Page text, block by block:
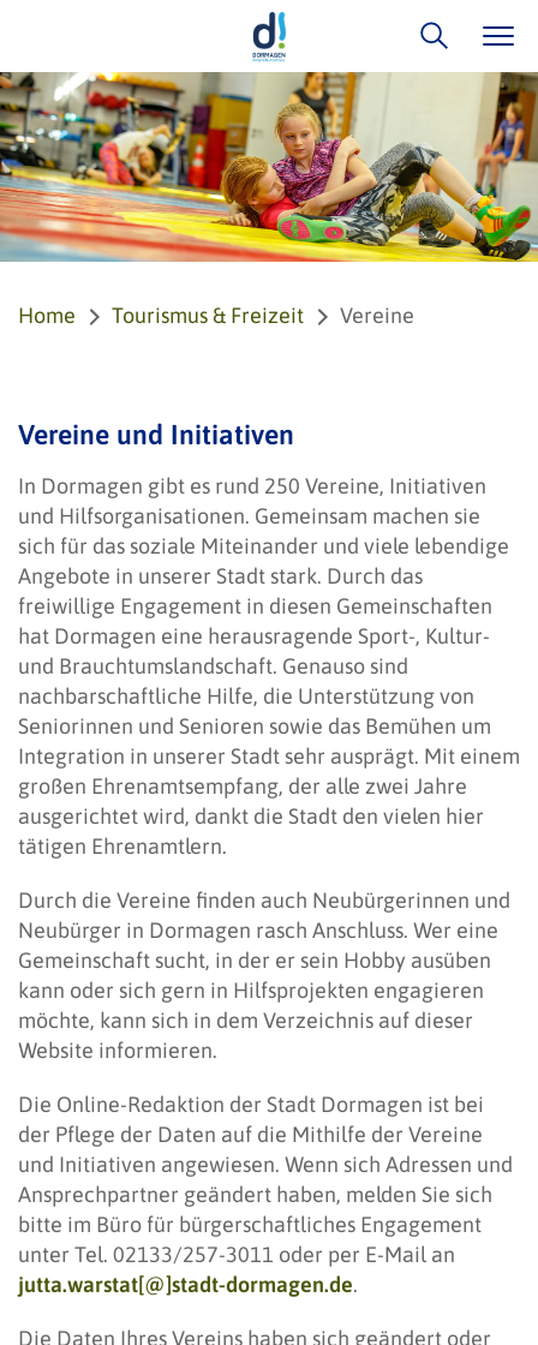
Home Tourismus & Freizeit Vereine
Vereine und Initiativen
In Dormagen gibt es rund 250 Vereine, Initiativen
und Hilfsorganisationen. Gemeinsam machen sie
sich für das soziale Miteinander und viele lebendige
Angebote in unserer Stadt stark. Durch das
freiwillige Engagement in diesen Gemeinschaften
hat Dormagen eine herausragende Sport-, Kultur-
und Brauchtumslandschaft. Genauso sind
nachbarschaftliche Hilfe, die Unterstützung von
Seniorinnen und Senioren sowie das Bemühen um
Integration in unserer Stadt sehr ausprägt. Mit einem
großen Ehrenamtsempfang, der alle zwei Jahre
ausgerichtet wird, dankt die Stadt den vielen hier
tätigen Ehrenamtlern.
Durch die Vereine finden auch Neubürgerinnen und
Neubürger in Dormagen rasch Anschluss. Wer eine
Gemeinschaft sucht, in der er sein Hobby ausüben
kann oder sich gern in Hilfsprojekten engagieren
möchte, kann sich in dem Verzeichnis auf dieser
Website informieren.
Die Online-Redaktion der Stadt Dormagen ist bei
der Pflege der Daten auf die Mithilfe der Vereine
und Initiativen angewiesen. Wenn sich Adressen und
Ansprechpartner geändert haben, melden Sie sich
bitte im Büro für bürgerschaftliches Engagement
unter Tel. 02133/257-3011 oder per E-Mail an
jutta.warstat[@]stadt-dormagen.de.
Die Daten Ihres Vereins haben sich geändert oder